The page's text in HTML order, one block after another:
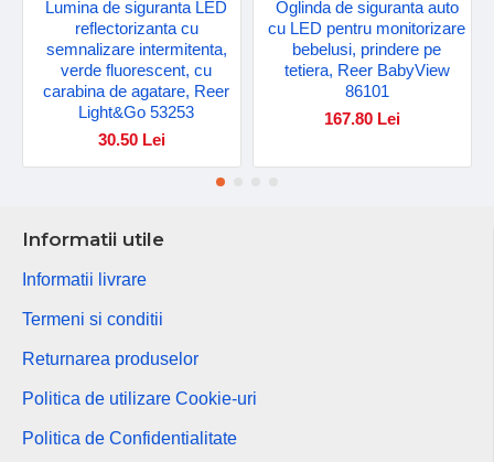
Lumina de siguranta LED
reflectorizanta cu
semnalizare intermitenta,
verde fluorescent, cu
carabina de agatare, Reer
Light&Go 53253
30.50 Lei
Oglinda de siguranta auto
cu LED pentru monitorizare
bebelusi, prindere pe
tetiera, Reer BabyView
86101
167.80 Lei
Informatii utile
Informatii livrare
Termeni si conditii
Returnarea produselor
Politica de utilizare Cookie-uri
Politica de Confidentialitate